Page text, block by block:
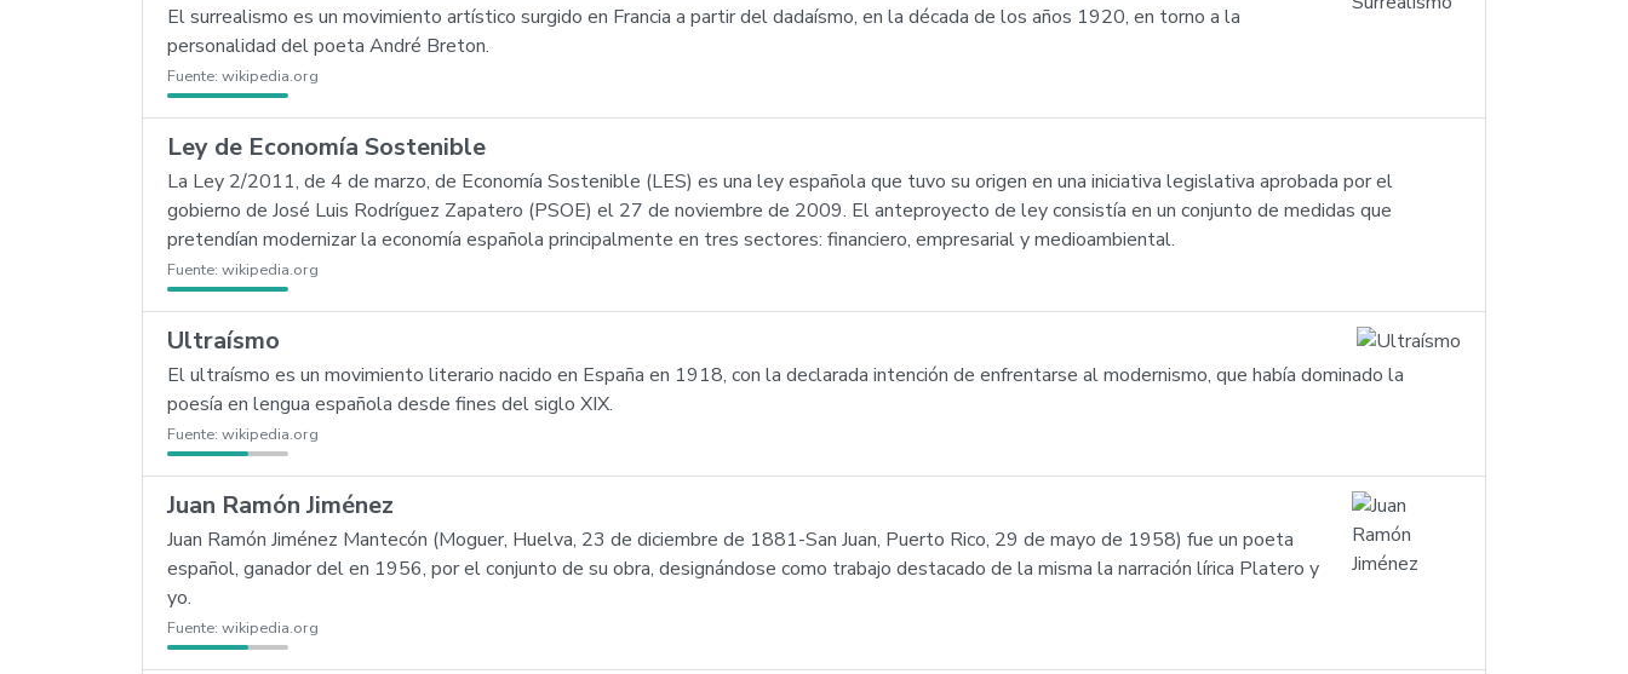
El surrealismo es un movimiento artístico surgido en Francia a partir del dadaísmo, en la década de los años 1920, en torno a la
personalidad del poeta André Breton.
Fuente: wikipedia.org
Ley de Economía Sostenible
La Ley 2/2011, de 4 de marzo, de Economía Sostenible (LES) es una ley española que tuvo su origen en una iniciativa legislativa aprobada por el
gobierno de José Luis Rodríguez Zapatero (PSOE) el 27 de noviembre de 2009. El anteproyecto de ley consistía en un conjunto de medidas que
pretendían modernizar la economía española principalmente en tres sectores: financiero, empresarial y medioambiental.
Fuente: wikipedia.org
Ultraísmo
El ultraísmo es un movimiento literario nacido en España en 1918, con la declarada intención de enfrentarse al modernismo, que había dominado la
poesía en lengua española desde fines del siglo XIX.
Fuente: wikipedia.org
Juan Ramón Jiménez
Juan Ramón Jiménez Mantecón (Moguer, Huelva, 23 de diciembre de 1881-San Juan, Puerto Rico, 29 de mayo de 1958) fue un poeta
español, ganador del en 1956, por el conjunto de su obra, designándose como trabajo destacado de la misma la narración lírica Platero y
yo.
Fuente: wikipedia.org